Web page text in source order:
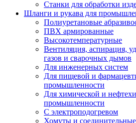
Станки для обработки
Шланги и рукава для
Полиуретановые
ПВХ армированные
Высокотемпературные
Вентиляция, аспирация,
газов и сварочных дымов
Для инженерных систем
Для пищевой и
промышленности
Для химической и
промышленности
С электроподогревом
Хомуты и